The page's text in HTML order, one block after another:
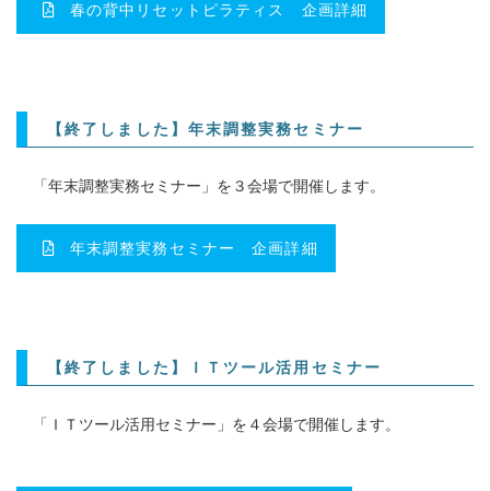
春の背中リセットピラティス 企画詳細
【終了しました】年末調整実務セミナー
「年末調整実務セミナー」を３会場で開催します。
年末調整実務セミナー 企画詳細
【終了しました】ＩＴツール活用セミナー
「ＩＴツール活用セミナー」を４会場で開催します。